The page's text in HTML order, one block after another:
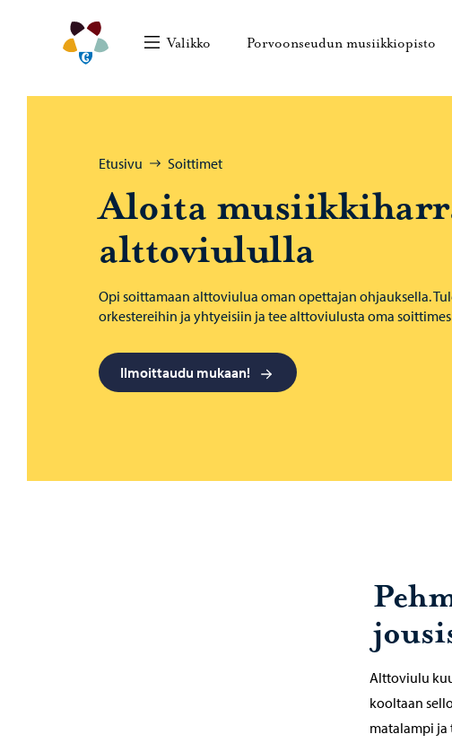
Valikko Porvoonseudun musiikkiopisto
Selaa:
Etusivu Soittimet
Aloita
alttoviululla
Opi soittamaan alttoviulua oman opettajan ohjauksella.
orkestereihin ja yhtyeisiin ja tee alttoviulusta oma
Ilmoittaudu mukaan!
Alttoviulu
kooltaan
matalampi